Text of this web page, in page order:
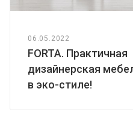
06.05.2022
FORTA. Практичная
дизайнерская
в эко-стиле!